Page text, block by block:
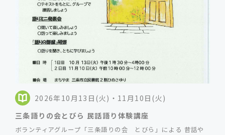
2026年10月13日(火)・11月10日(火)
三条語りの会とびら 民話語り体験講座
ボランティアグループ「三条語りの会 とびら」による 昔話や